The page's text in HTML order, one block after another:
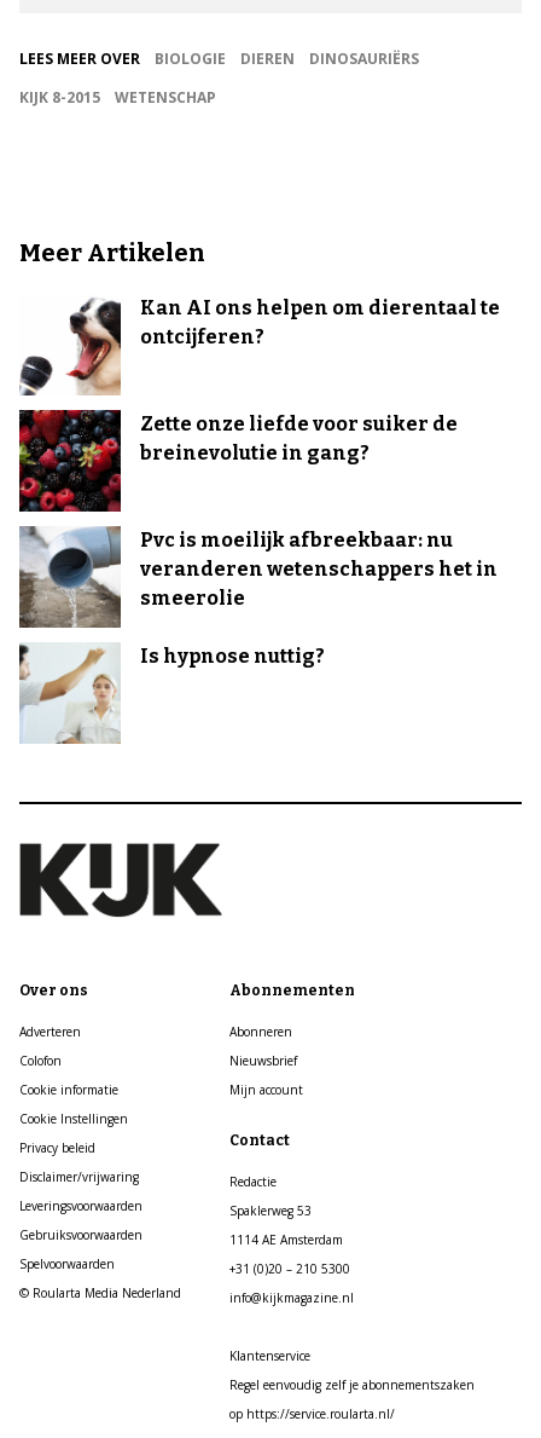
LEES MEER OVER BIOLOGIE DIEREN
DINOSAURIËRS
KIJK 8-2015
WETENSCHAP
Meer Artikelen
Kan AI ons helpen om dierentaal te
ontcijferen?
Zette onze liefde voor suiker de
breinevolutie in gang?
Pvc is moeilijk afbreekbaar: nu
veranderen wetenschappers het in
smeerolie
Is hypnose nuttig?
Over ons
Adverteren
Colofon
Cookie informatie
Cookie Instellingen
Privacy beleid
Disclaimer/vrijwaring
Leveringsvoorwaarden
Gebruiksvoorwaarden
Spelvoorwaarden
© Roularta Media Nederland
Abonnementen
Abonneren
Nieuwsbrief
Mijn account
Contact
Redactie
Spaklerweg 53
1114 AE Amsterdam
+31 (0)20 – 210 5300
info@kijkmagazine.nl
Klantenservice
Regel eenvoudig zelf je abonnementszaken
op https://service.roularta.nl/